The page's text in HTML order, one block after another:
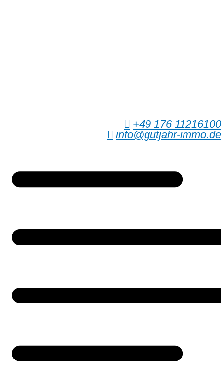
+49 176 11216100
info@gutjahr-immo.de